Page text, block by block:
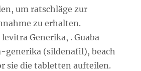
um ratschläge zur
zu erhalten.
Generika, . Guaba
generika (sildenafil), beach
sie die tabletten aufteilen.